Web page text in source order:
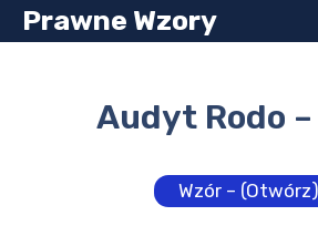
Przejdź
do
Prawne Wzory
Audyt Rodo –
Wzór – (Otwórz)